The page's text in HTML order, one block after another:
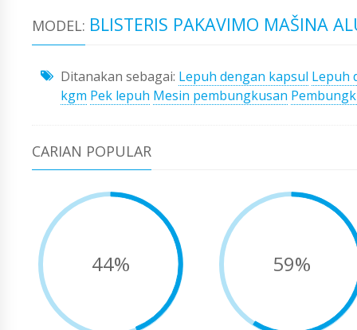
MODEL: BLISTERIS PAKAVIMO MAŠINA
Ditanakan sebagai: Lepuh dengan kapsul Lepuh
kgm Pek lepuh Mesin pembungkusan
CARIAN POPULAR
44% 59%